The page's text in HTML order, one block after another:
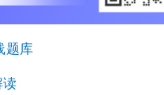
题库
读